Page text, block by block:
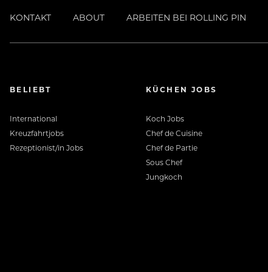
KONTAKT ABOUT ARBEITEN BEI ROLLING PIN
BELIEBT
International
Kreuzfahrtjobs
Rezeptionist/in Jobs
KÜCHEN JOBS
Koch Jobs
Chef de Cuisine
Chef de Partie
Sous Chef
Jungkoch